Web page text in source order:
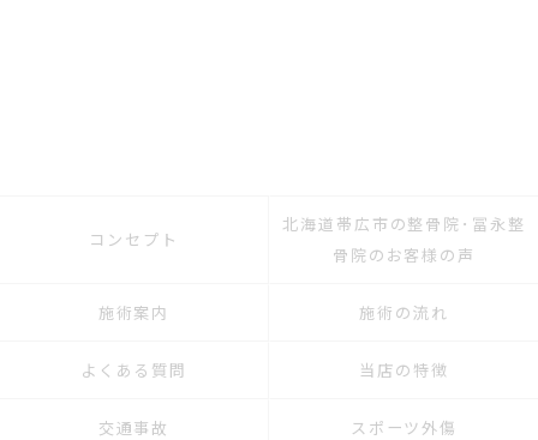
コンセプト
北海道帯広市の整骨院･冨永整
骨院のお客様の声
施術案内 施術の流れ
よくある質問 当店の特徴
交通事故 スポーツ外傷